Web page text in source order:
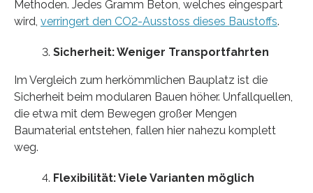
Methoden. Jedes Gramm Beton, welches eingespart
wird, verringert den CO2-Ausstoss dieses Baustoffs.
Sicherheit: Weniger Transportfahrten
Im Vergleich zum herkömmlichen Bauplatz ist die
Sicherheit beim modularen Bauen höher. Unfallquellen,
die etwa mit dem Bewegen großer Mengen
Baumaterial entstehen, fallen hier nahezu komplett
weg.
Flexibilität: Viele Varianten möglich